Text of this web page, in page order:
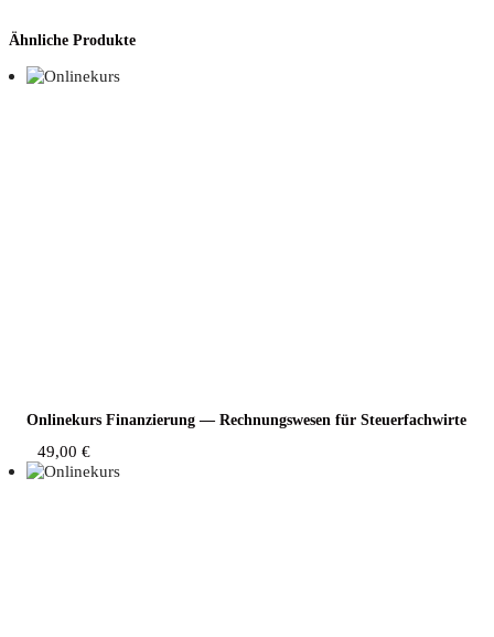
Ähnliche Produkte
Online­kurs Finan­zie­rung — Rech­nungs­we­sen für Steuerfachwirte
49,00 €